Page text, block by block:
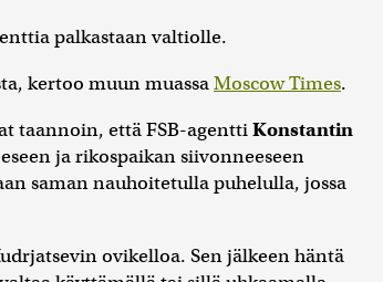
palkastaan valtiolle.
kertoo muun muassaMoscow Times.
taannoin, että FSB-agenttiKonstantin
ja rikospaikan siivonneeseen
saman nauhoitetulla puhelulla, jossa
ovikelloa. Sen jälkeen häntä